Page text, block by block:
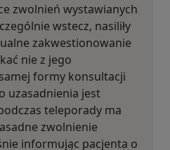
zwolnień wystawianych
wstecz, nasiliły
zakwestionowanie
nie z jego
formy konsultacji
uzasadnienia jest
teleporady ma
zwolnienie
informując pacjenta o